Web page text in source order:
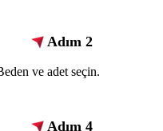
Adım 2
ve adet seçin.
Adım 4